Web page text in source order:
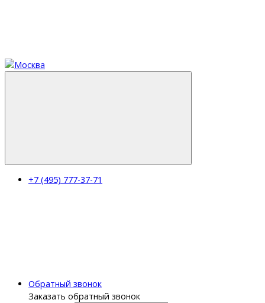
+7 (495) 777-37-71
Обратный звонок
Заказать обратный звонок